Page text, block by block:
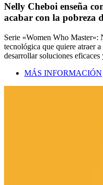
Nelly Cheboi enseña
acabar con la pobreza
Serie «Women Who Master»:
tecnológica que quiere atraer
desarrollar soluciones
MÁS INFORMACIÓN